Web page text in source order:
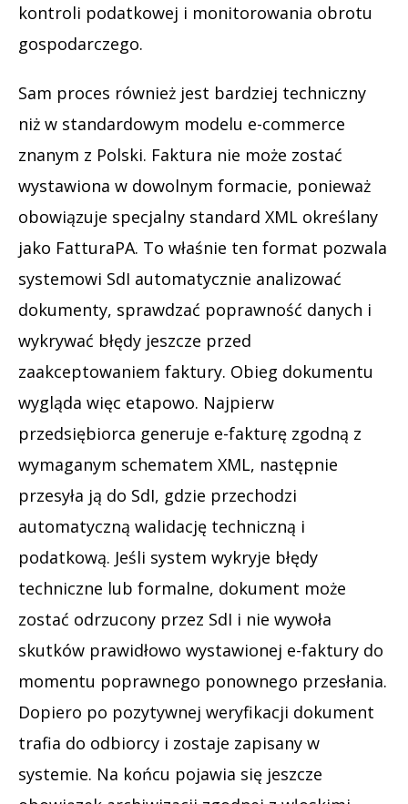
kontroli podatkowej i monitorowania obrotu
gospodarczego.
Sam proces również jest bardziej techniczny
niż w standardowym modelu e-commerce
znanym z Polski. Faktura nie może zostać
wystawiona w dowolnym formacie, ponieważ
obowiązuje specjalny standard XML określany
jako FatturaPA. To właśnie ten format pozwala
systemowi SdI automatycznie analizować
dokumenty, sprawdzać poprawność danych i
wykrywać błędy jeszcze przed
zaakceptowaniem faktury. Obieg dokumentu
wygląda więc etapowo. Najpierw
przedsiębiorca generuje e-fakturę zgodną z
wymaganym schematem XML, następnie
przesyła ją do SdI, gdzie przechodzi
automatyczną walidację techniczną i
podatkową. Jeśli system wykryje błędy
techniczne lub formalne, dokument może
zostać odrzucony przez SdI i nie wywoła
skutków prawidłowo wystawionej e-faktury do
momentu poprawnego ponownego przesłania.
Dopiero po pozytywnej weryfikacji dokument
trafia do odbiorcy i zostaje zapisany w
systemie. Na końcu pojawia się jeszcze